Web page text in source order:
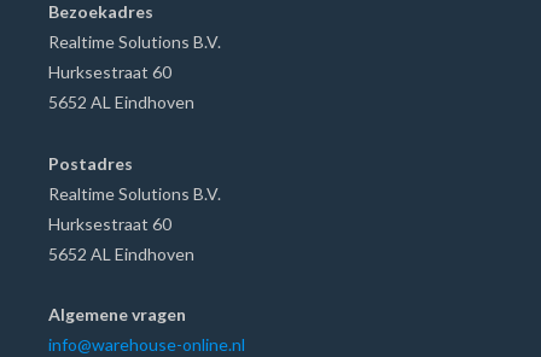
Bezoekadres
Realtime Solutions B.V.
Hurksestraat 60
5652 AL Eindhoven
Postadres
Realtime Solutions B.V.
Hurksestraat 60
5652 AL Eindhoven
Algemene vragen
info@warehouse-online.nl